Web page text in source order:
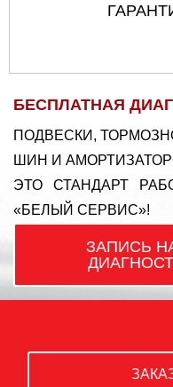
БЕСПЛАТНАЯ
ПОДВЕСКИ,
ШИН И
ЭТО СТАНДАРТ
«БЕЛЫЙ СЕРВИС»!
ЗАПИСЬ